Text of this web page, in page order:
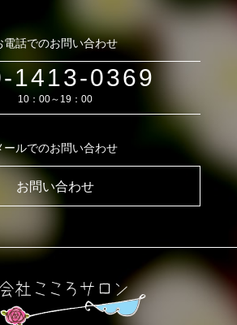
電話でのお問い合わせ
1413-0369
10：00～19：00
ールでのお問い合わせ
お問い合わせ